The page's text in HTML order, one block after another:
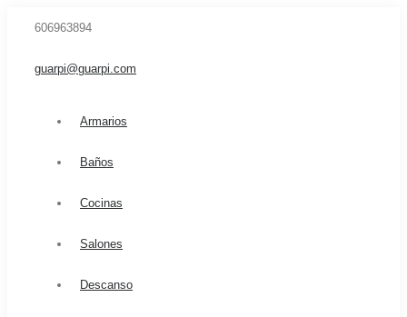
606963894
guarpi@guarpi.com
Armarios
Baños
Cocinas
Salones
Descanso